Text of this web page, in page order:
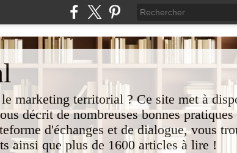
marketing territorial ? Ce site met à
décrit de nombreuses bonnes pratiques
d'échanges et de dialogue, vous
ainsi que plus de 1600 articles à lire !